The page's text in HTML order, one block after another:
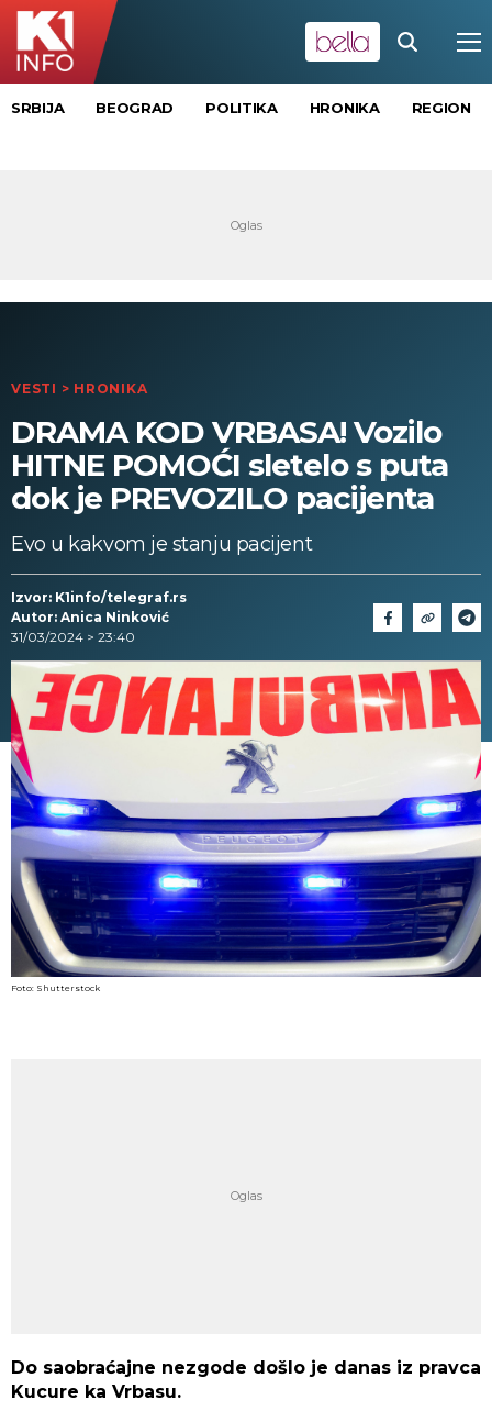
SRBIJA BEOGRAD POLITIKA HRONIKA REGION
VESTI > HRONIKA
DRAMA KOD VRBASA! Vozilo
HITNE POMOĆI sletelo s puta
dok je PREVOZILO pacijenta
Evo u kakvom je stanju pacijent
Izvor: K1info/telegraf.rs
Autor: Anica Ninković
31/03/2024 > 23:40
Foto: Shutterstock
Do saobraćajne nezgode došlo je danas iz pravca
Kucure ka Vrbasu.